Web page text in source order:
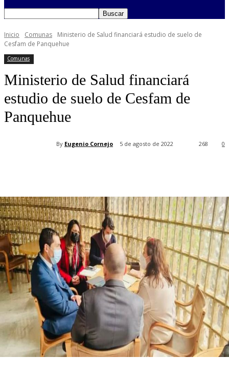
Inicio Comunas
Ministerio de Salud financiará estudio de suelo de
Cesfam de Panquehue
Comunas
Ministerio de Salud financiará
estudio de suelo de Cesfam de
Panquehue
By Eugenio Cornejo 5 de agosto de 2022 0
268